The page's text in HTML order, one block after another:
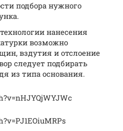
подбора нужного
нанесения
возможно
вздутия и отслоение
следует подбирать
из типа основания.